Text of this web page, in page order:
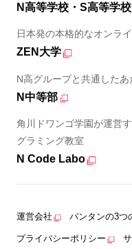
N高等学校・S高等学
日本発の本格的なオンラ
ZEN大学
N高グループと共通した
N中等部
角川ドワンゴ学園が運営
グラミング教室
N Code Labo
運営会社 バンタンの3つ
プライバシーポリシー